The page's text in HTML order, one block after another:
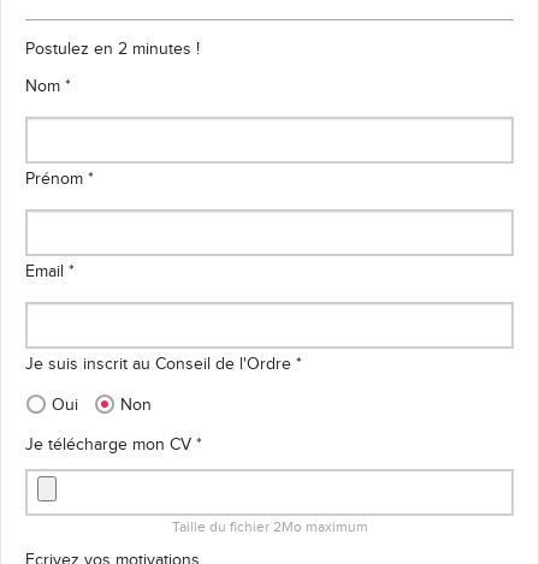
Postulez en 2 minutes !
Nom *
Prénom *
Email *
Je suis inscrit au Conseil de l'Ordre *
Oui
Non
Je télécharge mon CV *
Taille du fichier 2Mo maximum
Ecrivez vos motivations